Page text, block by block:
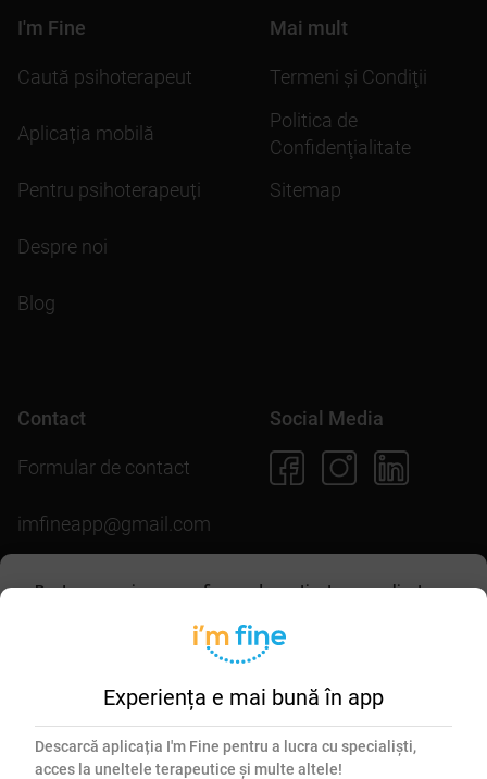
Pentru scopuri precum afișarea de conținut personalizat,
navigării pe acest site înseamnă că ești de acord să
permiți colectarea de informații prin cookie-uri.
Esențiale Marketing
Experiența e mai bună în app
Descarcă aplicația I'm Fine pentru a lucra cu specialiști,
acces la uneltele terapeutice și multe altele!
I'm Fine
Caută psihoterapeut
Aplicația mobilă
Pentru psihoterapeuți
Despre noi
Blog
Mai mult
Termeni şi Condiţii
Politica de
Confidenţialitate
Sitemap
Contact
Formular de contact
imfineapp@gmail.com
Social Media